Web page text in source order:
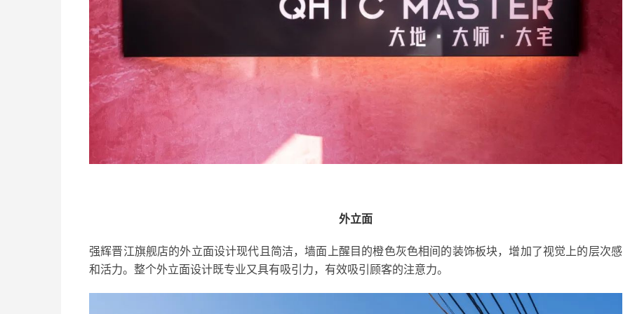
外立面
强辉晋江旗舰店的外立面设计现代且简洁，墙面上醒目的橙色灰色相间的装饰板块，增加了视觉上的层次感
和活力。整个外立面设计既专业又具有吸引力，有效吸引顾客的注意力。